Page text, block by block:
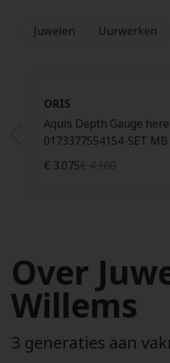
Juwelen Uurwerken
ORIS
Aquis Depth Gauge
0173377554154-SET MB
€ 3.075€ 4.100
single oorbel Nodo 9kt
Over
Willems
3 generaties aan